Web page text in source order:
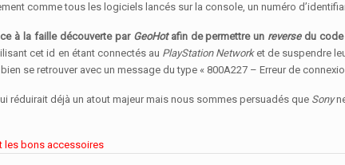
comme tous les logiciels lancés sur la console, un numéro
à la faille découverte par GeoHot afin de permettre un reverse du
cet id en étant connectés au PlayStation Network et de suspendre
se retrouver avec un message du type « 800A227 – Erreur de
réduirait déjà un atout majeur mais nous sommes persuadés que Sony
les bons accessoires